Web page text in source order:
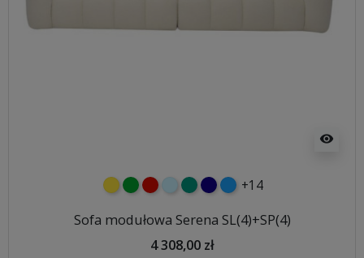
visibility
żółtyzielonyczerwony
błękitnyturkusowy
granatowy
niebieski
+14
Sofa modułowa Serena SL(4)+SP(4)
4 308,00 zł